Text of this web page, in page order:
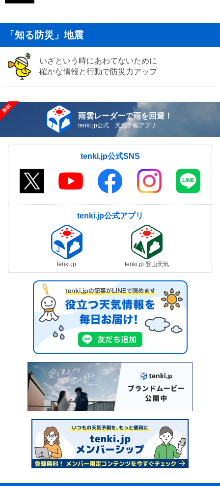
「知る防災」地震
いざという時にあわてないために
確かな情報と行動で防災力アップ
雨雲レーダーで雨を回避！
tenki.jp公式 天気予報アプリ
tenki.jp公式SNS
tenki.jp公式アプリ
tenki.jp tenki.jp 登山天気